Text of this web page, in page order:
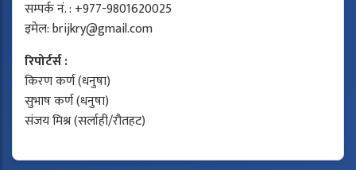
सम्पर्क नं. : +977-9801620025
इमेल:brijkry@gmail.com
रिपोर्टर्स :
किरण कर्ण (धनुषा)
सुभाष कर्ण (धनुषा)
संजय मिश्र (सर्लाही/रौतहट)